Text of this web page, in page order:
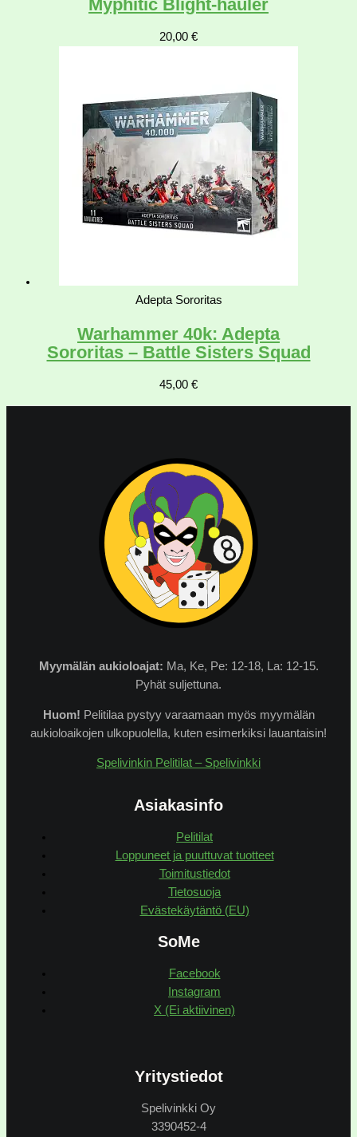
Myphitic Blight-hauler
20,00 €
Adepta Sororitas
Warhammer 40k: Adepta
Sororitas – Battle Sisters Squad
45,00 €
Myymälän aukioloajat: Ma, Ke, Pe: 12-18, La: 12-15.
Pyhät suljettuna.
Huom! Pelitilaa pystyy varaamaan myös myymälän
aukioloaikojen ulkopuolella, kuten esimerkiksi lauantaisin!
Spelivinkin Pelitilat – Spelivinkki
Asiakasinfo
Pelitilat
Loppuneet ja puuttuvat tuotteet
Toimitustiedot
Tietosuoja
Evästekäytäntö (EU)
SoMe
Facebook
Instagram
X (Ei aktiivinen)
Yritystiedot
Spelivinkki Oy
3390452-4